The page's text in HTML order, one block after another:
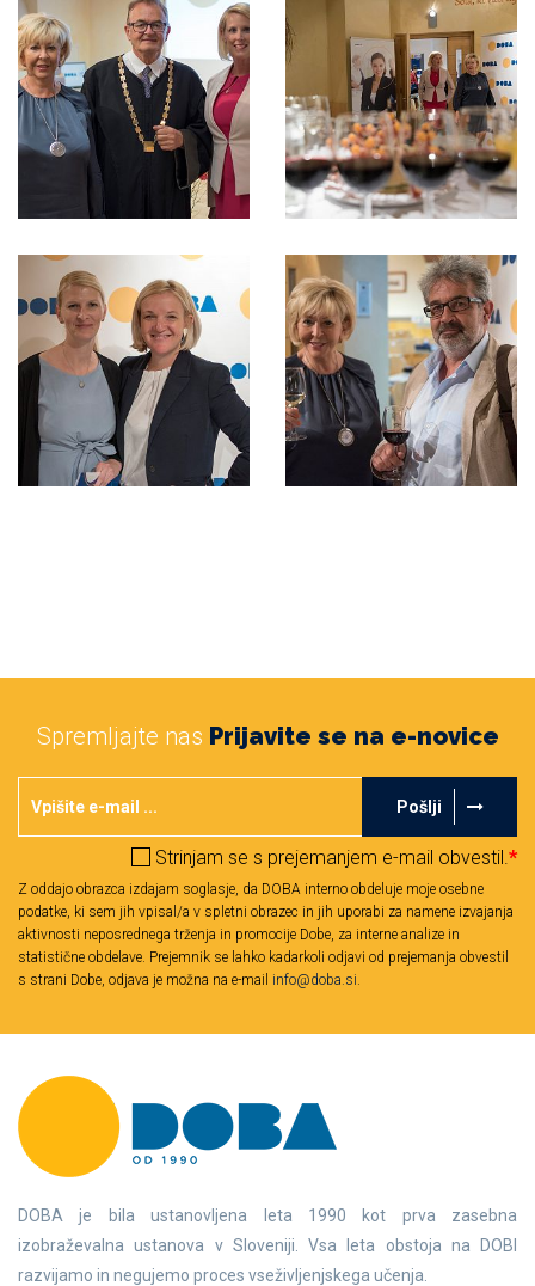
Spremljajte nas Prijavite se na e-novice
Pošlji
Strinjam se s prejemanjem e-mail obvestil. *
Z oddajo obrazca izdajam soglasje, da DOBA interno obdeluje moje osebne
podatke, ki sem jih vpisal/a v spletni obrazec in jih uporabi za namene izvajanja
aktivnosti neposrednega trženja in promocije Dobe, za interne analize in
statistične obdelave. Prejemnik se lahko kadarkoli odjavi od prejemanja obvestil
s strani Dobe, odjava je možna na e-mail info@doba.si.
DOBA je bila ustanovljena leta 1990 kot prva zasebna
izobraževalna ustanova v Sloveniji. Vsa leta obstoja na DOBI
razvijamo in negujemo proces vseživljenjskega učenja.